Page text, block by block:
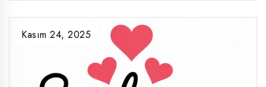
Kasım 24, 2025